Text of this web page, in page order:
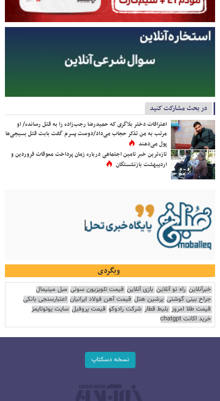
در بحث مشارکت کنید
اعترافات دختر بلاگری که حمیدرضا رجب‌زاده را به قتل رسانده/ او
مرتب به من تذکر حجاب می‌داد/دوست پسرم گفت بابت قتل بسیجی‌ها
پول می‌دهند
تازه‌ترین خبر تامین اجتماعی درباره زمان پرداخت معوقات فروردین و
اردیبهشت بازنشستگان
وبگردی
خبرآنلاین راه نو آنلاین بازی آنلاین قیمت تلویزیون سونی مبل مینیمال
جراح بینی گوشتی پرشین هتل قیمت آهن فولاد ایرانیان اعتبارسنجی بانکی
قیمت طلا امروز بلیط قطار شرکت رادوکو قیمت پروفیل سایت یوتوتایمز
خرید اکانت chatgpt
نسخه دسکتاپ